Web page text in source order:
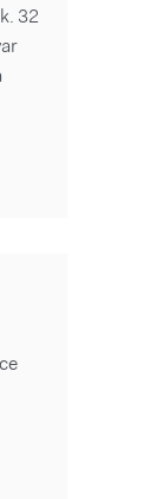
32